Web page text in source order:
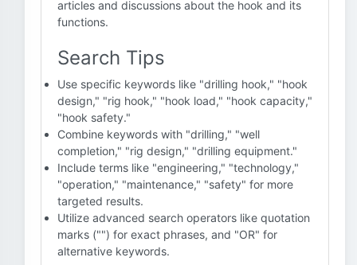
articles and discussions about the hook and its
functions.
Search Tips
Use specific keywords like "drilling hook," "hook
design," "rig hook," "hook load," "hook capacity,"
"hook safety."
Combine keywords with "drilling," "well
completion," "rig design," "drilling equipment."
Include terms like "engineering," "technology,"
"operation," "maintenance," "safety" for more
targeted results.
Utilize advanced search operators like quotation
marks ("") for exact phrases, and "OR" for
alternative keywords.